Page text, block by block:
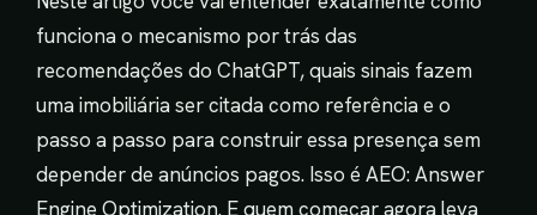
funciona o mecanismo por trás das
recomendações do ChatGPT, quais sinais fazem
uma imobiliária ser citada como referência e o
passo a passo para construir essa presença sem
depender de anúncios pagos. Isso é AEO: Answer
Engine Optimization. E quem começar agora leva